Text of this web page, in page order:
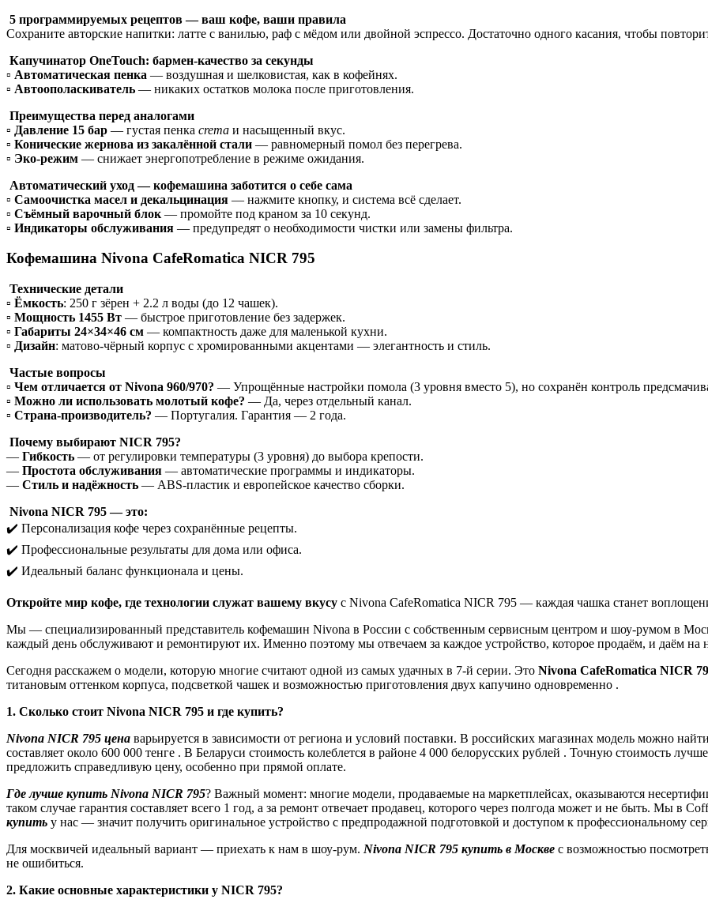
5 программируемых рецептов — ваш кофе, ваши правила
Сохраните авторские напитки: латте с ванилью, раф с мёдом или двойной эспрессо. Достаточно одного касания, чтобы
Капучинатор OneTouch: бармен-качество за секунды
▫️ Автоматическая пенка — воздушная и шелковистая, как в кофейнях.
▫️ Автоополаскиватель — никаких остатков молока после приготовления.
Преимущества перед аналогами
▫️ Давление 15 бар — густая пенка crema и насыщенный вкус.
▫️ Конические жернова из закалённой стали — равномерный помол без перегрева.
▫️ Эко-режим — снижает энергопотребление в режиме ожидания.
Автоматический уход — кофемашина заботится о себе сама
▫️ Самоочистка масел и декальцинация — нажмите кнопку, и система всё сделает.
▫️ Съёмный варочный блок — промойте под краном за 10 секунд.
▫️ Индикаторы обслуживания — предупредят о необходимости чистки или замены фильтра.
Кофемашина Nivona CafeRomatica NICR 795
Технические детали
▫️ Ёмкость: 250 г зёрен + 2.2 л воды (до 12 чашек).
▫️ Мощность 1455 Вт — быстрое приготовление без задержек.
▫️ Габариты 24×34×46 см — компактность даже для маленькой кухни.
▫️ Дизайн: матово-чёрный корпус с хромированными акцентами — элегантность и стиль.
Частые вопросы
▫️ Чем отличается от Nivona 960/970? — Упрощённые настройки помола (3 уровня вместо 5), но сохранён контроль
▫️ Можно ли использовать молотый кофе? — Да, через отдельный канал.
▫️ Страна-производитель? — Португалия. Гарантия — 2 года.
Почему выбирают NICR 795?
— Гибкость — от регулировки температуры (3 уровня) до выбора крепости.
— Простота обслуживания — автоматические программы и индикаторы.
— Стиль и надёжность — ABS-пластик и европейское качество сборки.
Nivona NICR 795 — это:
✔️ Персонализация кофе через сохранённые рецепты.
✔️ Профессиональные результаты для дома или офиса.
✔️ Идеальный баланс функционала и цены.
Откройте мир кофе, где технологии служат вашему вкусу с Nivona CafeRomatica NICR 795 — каждая чашка станет
Мы — специализированный представитель кофемашин Nivona в России с собственным сервисным центром и шоу-румом в
каждый день обслуживают и ремонтируют их. Именно поэтому мы отвечаем за каждое устройство, которое продаём, и даём на
Сегодня расскажем о модели, которую многие считают одной из самых удачных в 7-й серии. Это Nivona CafeRomatica NICR
титановым оттенком корпуса, подсветкой чашек и возможностью приготовления двух капучино одновременно .
1. Сколько стоит Nivona NICR 795 и где купить?
Nivona NICR 795 цена варьируется в зависимости от региона и условий поставки. В российских магазинах модель можно
составляет около 600 000 тенге . В Беларуси стоимость колеблется в районе 4 000 белорусских рублей . Точную стоимость
предложить справедливую цену, особенно при прямой оплате.
Где лучше купить Nivona NICR 795? Важный момент: многие модели, продаваемые на маркетплейсах, оказываются
таком случае гарантия составляет всего 1 год, а за ремонт отвечает продавец, которого через полгода может и не быть. Мы в
купить у нас — значит получить оригинальное устройство с предпродажной подготовкой и доступом к профессиональному
Для москвичей идеальный вариант — приехать к нам в шоу-рум. Nivona NICR 795 купить в Москве с возможностью
не ошибиться.
2. Какие основные характеристики у NICR 795?